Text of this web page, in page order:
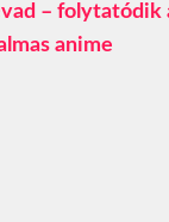
– folytatódik
anime